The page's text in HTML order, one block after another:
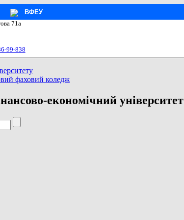
ВФЕУ
71а
99-838
фаховий коледж
економічний університет